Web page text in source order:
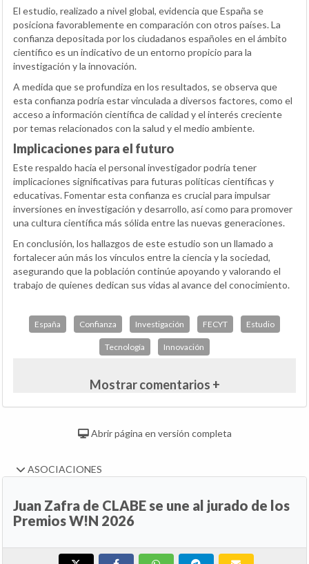
El estudio, realizado a nivel global, evidencia que España se
posiciona favorablemente en comparación con otros países. La
confianza depositada por los ciudadanos españoles en el ámbito
científico es un indicativo de un entorno propicio para la
investigación y la innovación.
A medida que se profundiza en los resultados, se observa que
esta confianza podría estar vinculada a diversos factores, como el
acceso a información científica de calidad y el interés creciente
por temas relacionados con la salud y el medio ambiente.
Implicaciones para el futuro
Este respaldo hacia el personal investigador podría tener
implicaciones significativas para futuras políticas científicas y
educativas. Fomentar esta confianza es crucial para impulsar
inversiones en investigación y desarrollo, así como para promover
una cultura científica más sólida entre las nuevas generaciones.
En conclusión, los hallazgos de este estudio son un llamado a
fortalecer aún más los vínculos entre la ciencia y la sociedad,
asegurando que la población continúe apoyando y valorando el
trabajo de quienes dedican sus vidas al avance del conocimiento.
España Confianza Investigación FECYT Estudio
Tecnología Innovación
Mostrar comentarios +
Abrir página en versión completa
ASOCIACIONES
Juan Zafra de CLABE se une al jurado de los
Premios W!N 2026